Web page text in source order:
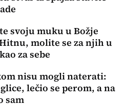
svoju muku u Božje
molite se za njih u
za sebe
nisu mogli naterati:
lečio se perom, a na
sam